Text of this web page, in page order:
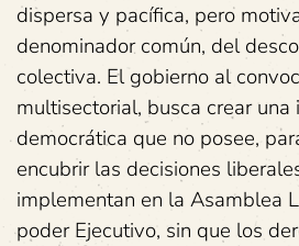
dispersa y pacífica, pero
denominador común, del
colectiva. El gobierno al
multisectorial, busca crear una
democrática que no posee,
encubrir las decisiones
implementan en la Asamblea
poder Ejecutivo, sin que los